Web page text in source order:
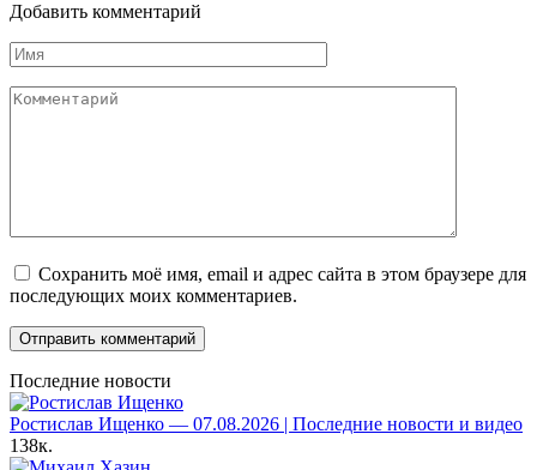
Добавить комментарий
Имя
Комментарий
Сохранить моё имя, email и адрес сайта в этом браузере для
последующих моих комментариев.
Последние новости
Ростислав Ищенко — 07.08.2026 | Последние новости и видео
138к.